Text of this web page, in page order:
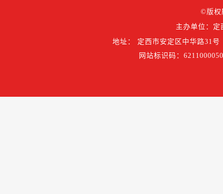
©版权
主办单位：定
地址： 定西市安定区中华路31号
网站标识码：